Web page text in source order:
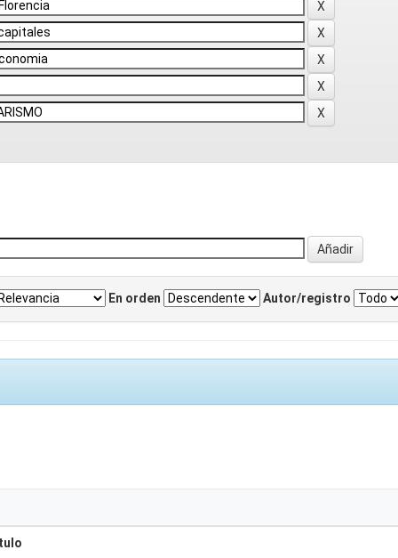
En orden Autor/registro